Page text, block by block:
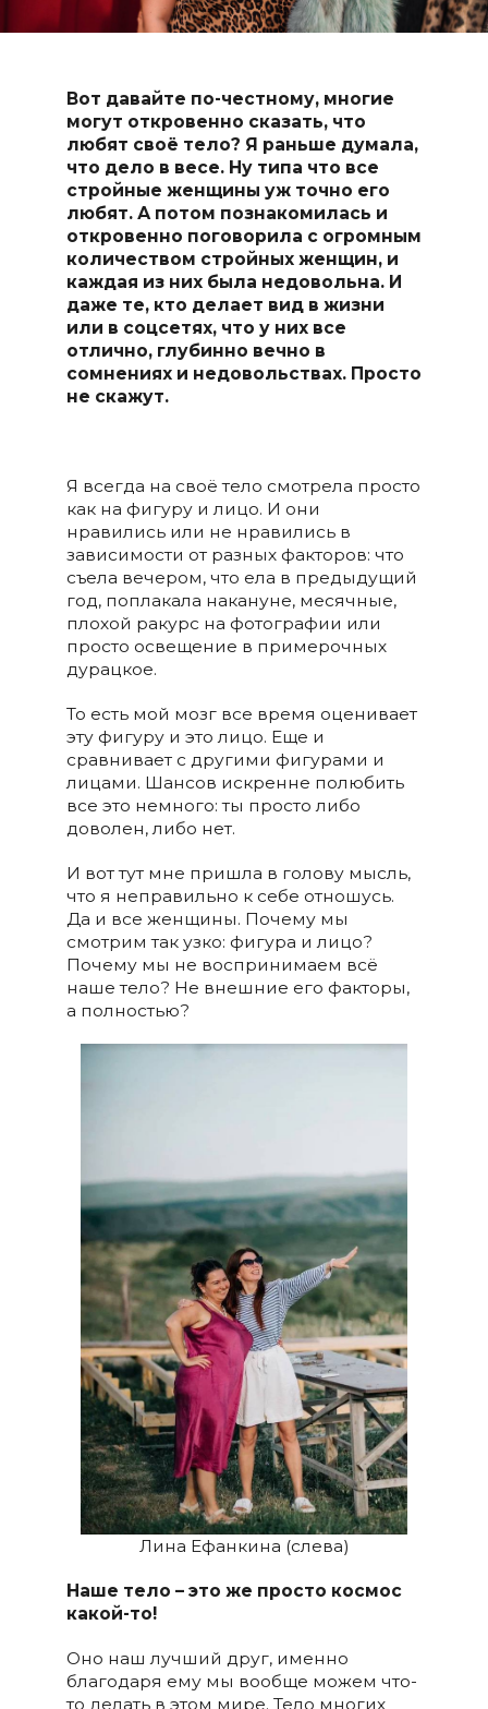
Вот давайте по-честному, многие
могут откровенно сказать, что
любят своё тело? Я раньше думала,
что дело в весе. Ну типа что все
стройные женщины уж точно его
любят. А потом познакомилась и
откровенно поговорила с огромным
количеством стройных женщин, и
каждая из них была недовольна. И
даже те, кто делает вид в жизни
или в соцсетях, что у них все
отлично, глубинно вечно в
сомнениях и недовольствах. Просто
не скажут.
Я всегда на своё тело смотрела просто
как на фигуру и лицо. И они
нравились или не нравились в
зависимости от разных факторов: что
съела вечером, что ела в предыдущий
год, поплакала накануне, месячные,
плохой ракурс на фотографии или
просто освещение в примерочных
дурацкое.
То есть мой мозг все время оценивает
эту фигуру и это лицо. Еще и
сравнивает с другими фигурами и
лицами. Шансов искренне полюбить
все это немного: ты просто либо
доволен, либо нет.
И вот тут мне пришла в голову мысль,
что я неправильно к себе отношусь.
Да и все женщины. Почему мы
смотрим так узко: фигура и лицо?
Почему мы не воспринимаем всё
наше тело? Не внешние его факторы,
а полностью?
Лина Ефанкина (слева)
Наше тело – это же просто космос
какой-то!
Оно наш лучший друг, именно
благодаря ему мы вообще можем что-
то делать в этом мире. Тело многих